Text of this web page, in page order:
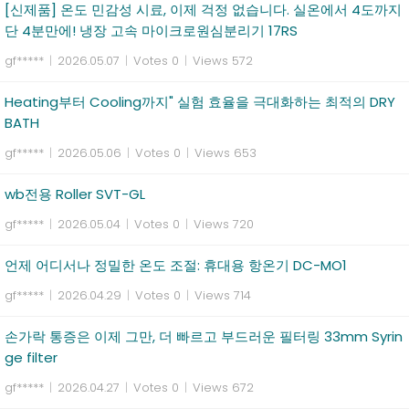
[신제품] 온도 민감성 시료, 이제 걱정 없습니다. 실온에서 4도까지
단 4분만에! 냉장 고속 마이크로원심분리기 17RS
gf***** | 2026.05.07 | Votes 0 | Views 572
Heating부터 Cooling까지" 실험 효율을 극대화하는 최적의 DRY
BATH
gf***** | 2026.05.06 | Votes 0 | Views 653
wb전용 Roller SVT-GL
gf***** | 2026.05.04 | Votes 0 | Views 720
언제 어디서나 정밀한 온도 조절: 휴대용 항온기 DC-MO1
gf***** | 2026.04.29 | Votes 0 | Views 714
손가락 통증은 이제 그만, 더 빠르고 부드러운 필터링 33mm Syrin
ge filter
gf***** | 2026.04.27 | Votes 0 | Views 672